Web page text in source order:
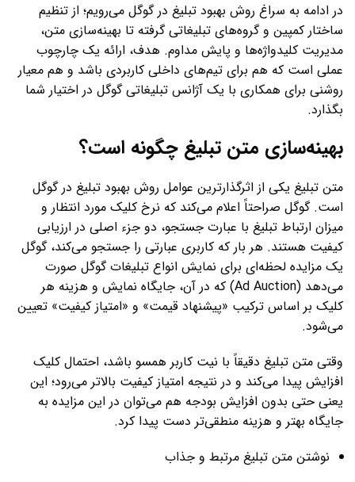
در ادامه به سراغ روش بهبود تبلیغ در گوگل می‌رویم؛ از تنظیم
ساختار کمپین و گروه‌های تبلیغاتی گرفته تا بهینه‌سازی متن،
مدیریت کلیدواژه‌ها و پایش مداوم. هدف، ارائه یک چارچوب
عملی است که هم برای تیم‌های داخلی کاربردی باشد و هم معیار
روشنی برای همکاری با یک آژانس تبلیغاتی گوگل در اختیار شما
بگذارد.
بهینه‌سازی متن تبلیغ چگونه است؟
متن تبلیغ یکی از اثرگذارترین عوامل روش بهبود تبلیغ در گوگل
است. گوگل صراحتاً اعلام می‌کند که نرخ کلیک مورد انتظار و
میزان ارتباط تبلیغ با عبارت جستجو، دو جزء اصلی در ارزیابی
کیفیت هستند. هر بار که کاربری عبارتی را جستجو می‌کند، گوگل
یک مزایده لحظه‌ای برای نمایش انواع تبلیغات گوگل صورت
می‌دهد (Ad Auction) که در آن، جایگاه نمایش و هزینه هر
کلیک بر اساس ترکیب «پیشنهاد قیمت» و «امتیاز کیفیت» تعیین
می‌شود.
وقتی متن تبلیغ دقیقاً با نیت کاربر همسو باشد، احتمال کلیک
افزایش پیدا می‌کند و در نتیجه امتیاز کیفیت بالاتر می‌رود؛ این
یعنی حتی بدون افزایش بودجه هم می‌توان در این مزایده به
جایگاه بهتر و هزینه منطقی‌تر دست پیدا کرد.
نوشتن متن تبلیغ مرتبط و جذاب